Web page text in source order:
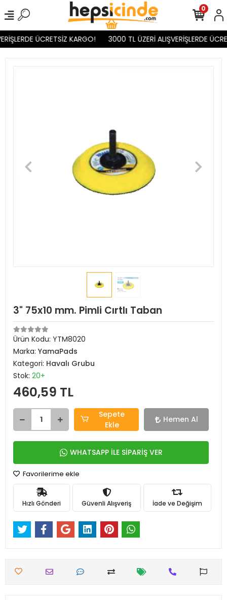
ÜCRETSİZ KARGO! 3000 TL ÜZERİ ALIŞVERİŞLERDE
0
3" 75x10 mm. Pimli Cırtlı Taban
Ürün Kodu: YTM8020
Marka: YamaPads
Kategori: Havalı Grubu
Stok: 20+
460,59 TL
Sepete
Ekle
Hemen Al
WHATSAPP İLE SİPARİŞ VER
Favorilerime ekle
Hızlı Gönderi Güvenli Alışveriş İade ve Değişim